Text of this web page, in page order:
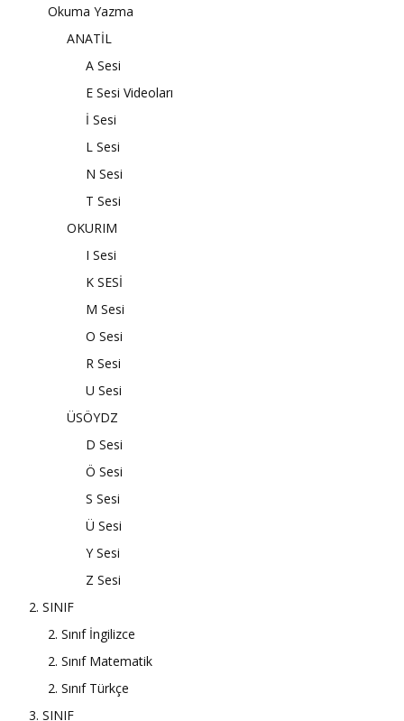
Okuma Yazma
ANATİL
A Sesi
E Sesi Videoları
İ Sesi
L Sesi
N Sesi
T Sesi
OKURIM
I Sesi
K SESİ
M Sesi
O Sesi
R Sesi
U Sesi
ÜSÖYDZ
D Sesi
Ö Sesi
S Sesi
Ü Sesi
Y Sesi
Z Sesi
2. SINIF
2. Sınıf İngilizce
2. Sınıf Matematik
2. Sınıf Türkçe
3. SINIF